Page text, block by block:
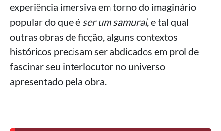
experiência imersiva em torno do imaginário
popular do que é ser um samurai, e tal qual
outras obras de ficção, alguns contextos
históricos precisam ser abdicados em prol de
fascinar seu interlocutor no universo
apresentado pela obra.